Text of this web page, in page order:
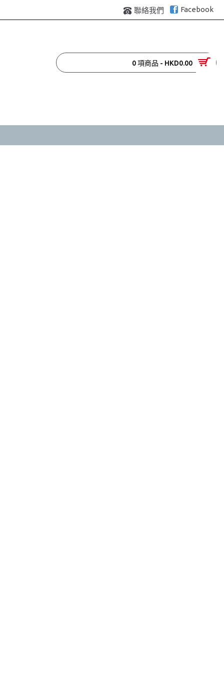
聯絡我們 Facebook
0 項商品 - HKD0.00